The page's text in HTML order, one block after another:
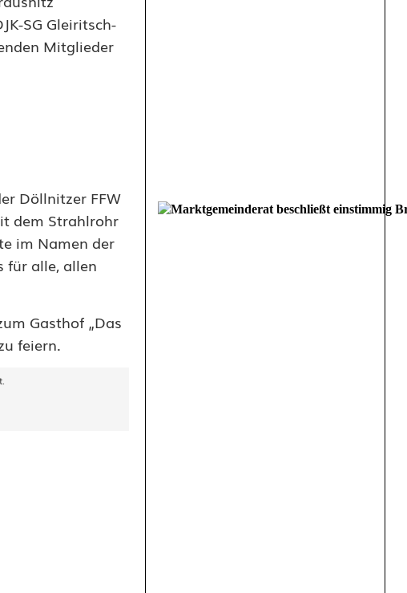
SG Gleiritsch-
Mitglieder
Döllnitzer FFW
dem Strahlrohr
im Namen der
für alle, allen
Gasthof „Das
feiern.